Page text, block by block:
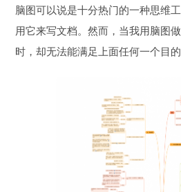
脑图可以说是十分热门的一种思维
用它来写文档。然而，当我用脑图
时，却无法能满足上面任何一个目的